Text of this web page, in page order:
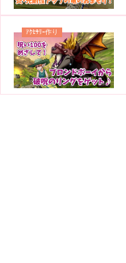
ｱｸｾｻﾘｰ作り